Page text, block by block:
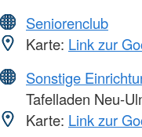
Seniorenclub
Karte: Link zur
Sonstige
Tafelladen Neu-
Karte: Link zur